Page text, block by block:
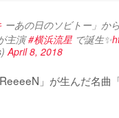
ーあの日のソビトー」か
主演 #横浜流星 で誕生✨
April 8, 2018
」が生んだ名曲